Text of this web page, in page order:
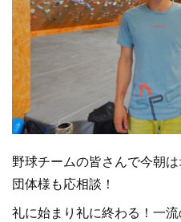
野球チームの皆さんで今朝
団体様も応相談！
礼に始まり礼に終わる！一